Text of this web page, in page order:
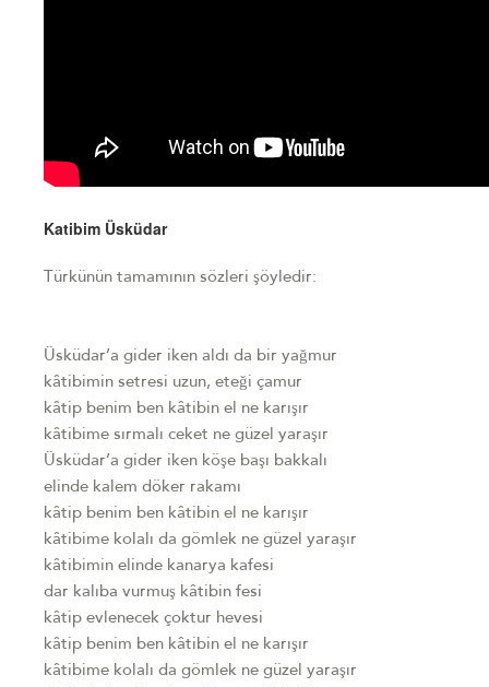
Katibim Üsküdar
Türkünün tamamının sözleri şöyledir:
Üsküdar’a gider iken aldı da bir yağmur
kâtibimin setresi uzun, eteği çamur
kâtip benim ben kâtibin el ne karışır
kâtibime sırmalı ceket ne güzel yaraşır
Üsküdar’a gider iken köşe başı bakkalı
elinde kalem döker rakamı
kâtip benim ben kâtibin el ne karışır
kâtibime kolalı da gömlek ne güzel yaraşır
kâtibimin elinde kanarya kafesi
dar kalıba vurmuş kâtibin fesi
kâtip evlenecek çoktur hevesi
kâtip benim ben kâtibin el ne karışır
kâtibime kolalı da gömlek ne güzel yaraşır